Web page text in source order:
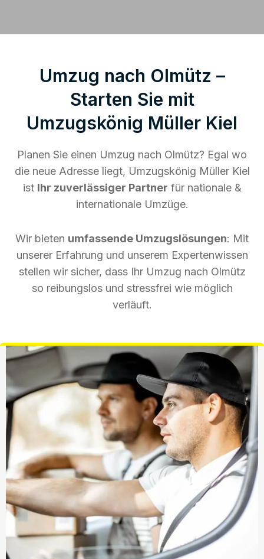
Umzug nach Olmütz –
Starten Sie mit
Umzugskönig Müller Kiel
Planen Sie einen Umzug nach Olmütz? Egal wo
die neue Adresse liegt, Umzugskönig Müller Kiel
ist Ihr zuverlässiger Partner für nationale &
internationale Umzüge.
Wir bieten umfassende Umzugslösungen: Mit
unserer Erfahrung und unserem Expertenwissen
stellen wir sicher, dass Ihr Umzug nach Olmütz
so reibungslos und stressfrei wie möglich
verläuft.